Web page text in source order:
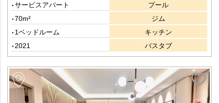
サービスアパート
70m²
1ベッドルーム
2021
プール
ジム
キッチン
バスタブ